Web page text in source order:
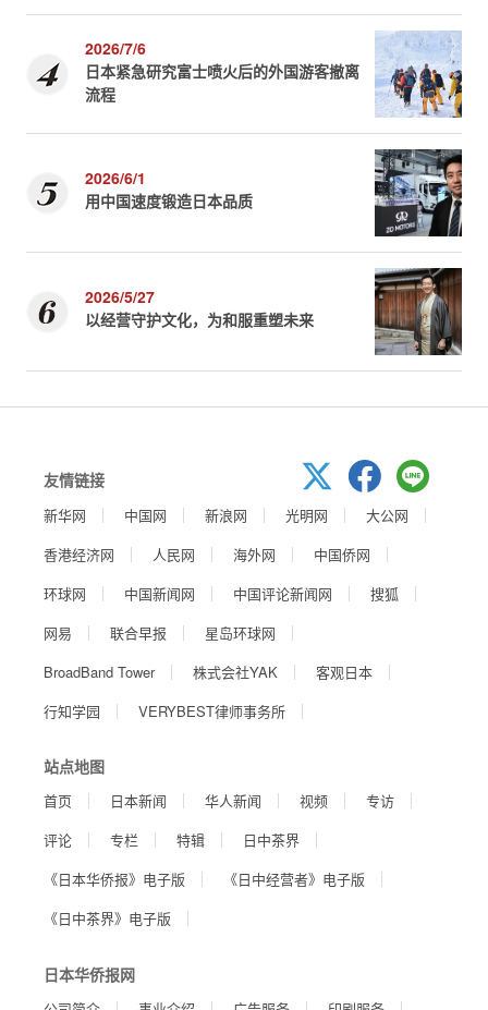
2026/7/6
日本紧急研究富士喷火后的外国游客撤离
流程
2026/6/1
用中国速度锻造日本品质
2026/5/27
以经营守护文化，为和服重塑未来
友情链接
新华网 中国网 新浪网 光明网
大公网
香港经济网
人民网 海外网
中国侨网
环球网
中国新闻网 中国评论新闻网
搜狐
网易
联合早报
星岛环球网
BroadBand Tower
株式会社YAK
客观日本
行知学园
VERYBEST律师事务所
站点地图
首页 日本新闻 华人新闻 视频
专访
评论
专栏 特辑
日中茶界
《日本华侨报》电子版
《日中经营者》电子版
《日中茶界》电子版
日本华侨报网